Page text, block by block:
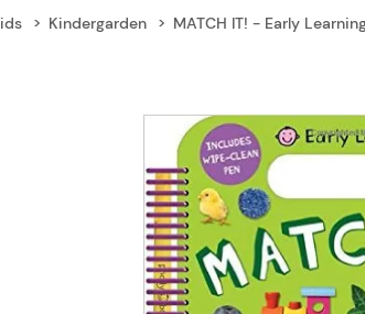
Kindergarden MATCH IT! - Early